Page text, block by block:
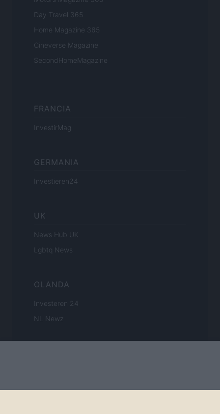
Day Travel 365
Home Magazine 365
Cineverse Magazine
SecondHomeMagazine
FRANCIA
InvestirMag
GERMANIA
Investieren24
UK
News Hub UK
Lgbtq News
OLANDA
Investeren 24
NL Newz